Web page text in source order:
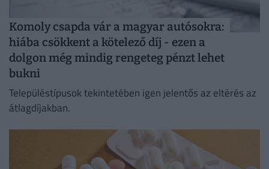
Komoly csapda vár a magyar autósokra:
hiába csökkent a kötelező díj - ezen a
dolgon még mindig rengeteg pénzt lehet
bukni
Településtípusok tekintetében igen jelentős az eltérés az
átlagdíjakban.